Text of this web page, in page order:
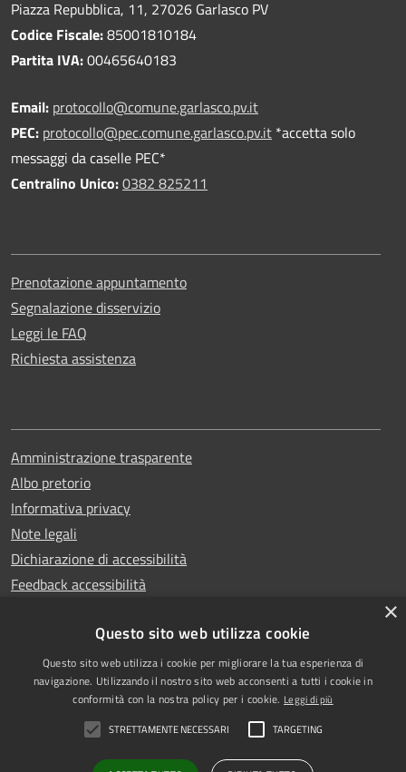
Piazza Repubblica, 11, 27026 Garlasco PV
Codice Fiscale:85001810184
Partita IVA:00465640183
Email: protocollo@comune.garlasco.pv.it
PEC: protocollo@pec.comune.garlasco.pv.it *accetta solo
messaggi da caselle PEC*
Centralino Unico:0382 825211
Prenotazione appuntamento
Segnalazione disservizio
Leggi le FAQ
Richiesta assistenza
Amministrazione trasparente
Albo pretorio
Informativa privacy
Note legali
Dichiarazione di accessibilità
Feedback accessibilità
RSS
Accessibilità
Copyright © 2025
Comune di Garlasco
×
Questo sito web utilizza cookie
Questo sito web utilizza i cookie per migliorare la tua esperienza di
navigazione. Utilizzando il nostro sito web acconsenti a tutti i cookie in
conformità con la nostra policy per i cookie. Leggi di più
STRETTAMENTE NECESSARI TARGETING